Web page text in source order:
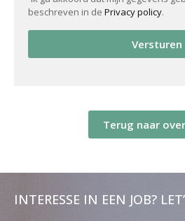
beschreven in de Privacy policy.
Versturen
Terug naar
INTERESSE IN EEN JOB?